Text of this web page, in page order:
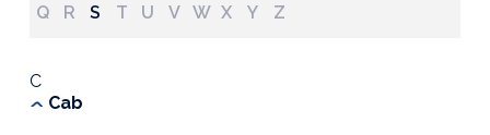
Q R S T U V W X Y Z
C
Cab